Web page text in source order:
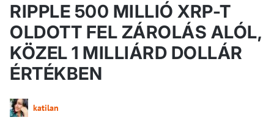
RIPPLE 500 MILLIÓ XRP-T
OLDOTT FEL ZÁROLÁS ALÓL,
KÖZEL 1 MILLIÁRD DOLLÁR
ÉRTÉKBEN
katilan